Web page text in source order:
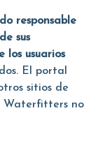
responsable
sus
los usuarios
El portal
sitios de
Waterfitters no